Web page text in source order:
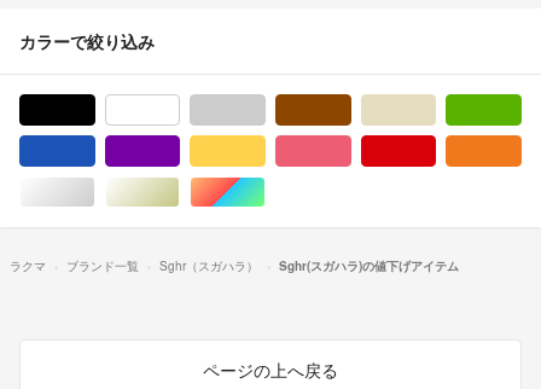
カラーで絞り込み
シルバー/銀色系ゴールド/金色系マルチカラー
ラクマ ブランド一覧 Sghr（スガハラ） Sghr(スガハラ)の値下げアイテム
ページの上へ戻る